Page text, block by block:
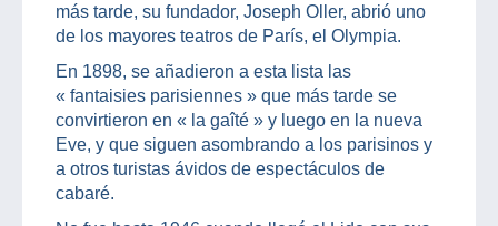
más tarde, su fundador, Joseph Oller, abrió uno
de los mayores teatros de París, el Olympia.
En 1898, se añadieron a esta lista las
« fantaisies parisiennes » que más tarde se
convirtieron en « la gaîté » y luego en la nueva
Eve, y que siguen asombrando a los parisinos y
a otros turistas ávidos de espectáculos de
cabaré.